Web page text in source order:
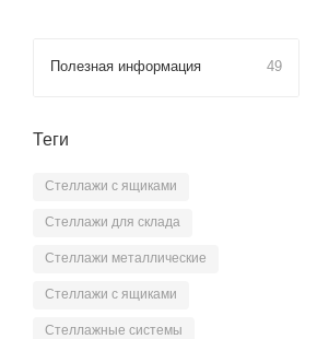
Полезная информация 49
Теги
Cтеллажи с ящиками
Cтеллажи для склада
Cтеллажи металлические
Cтеллажи с ящиками
Cтеллажные системы